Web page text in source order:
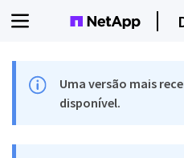
Uma versão mais
disponível.